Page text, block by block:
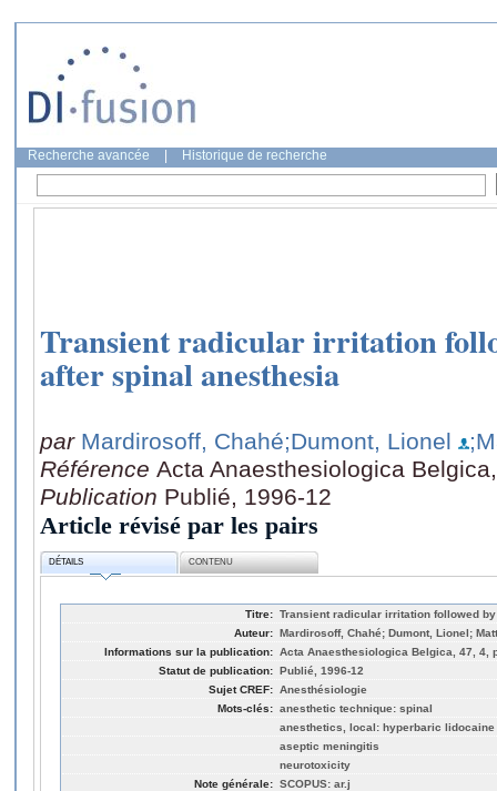
Recherche avancée Historique de recherche
Transient radicular irritation
after spinal anesthesia
par Mardirosoff, Chahé;Dumont, Lionel
Référence Acta Anaesthesiologica
Publication Publié, 1996-12
Article révisé par les pairs
DÉTAILS CONTENU
Titre: Transient radicular irritation followed
Auteur: Mardirosoff, Chahé; Dumont, Lionel;
Informations sur la publication: Acta Anaesthesiologica Belgica, 47, 4,
Statut de publication: Publié, 1996-12
Sujet CREF: Anesthésiologie
Mots-clés: anesthetic technique: spinal
anesthetics, local: hyperbaric lidocaine
aseptic meningitis
neurotoxicity
Note générale: SCOPUS: ar.j